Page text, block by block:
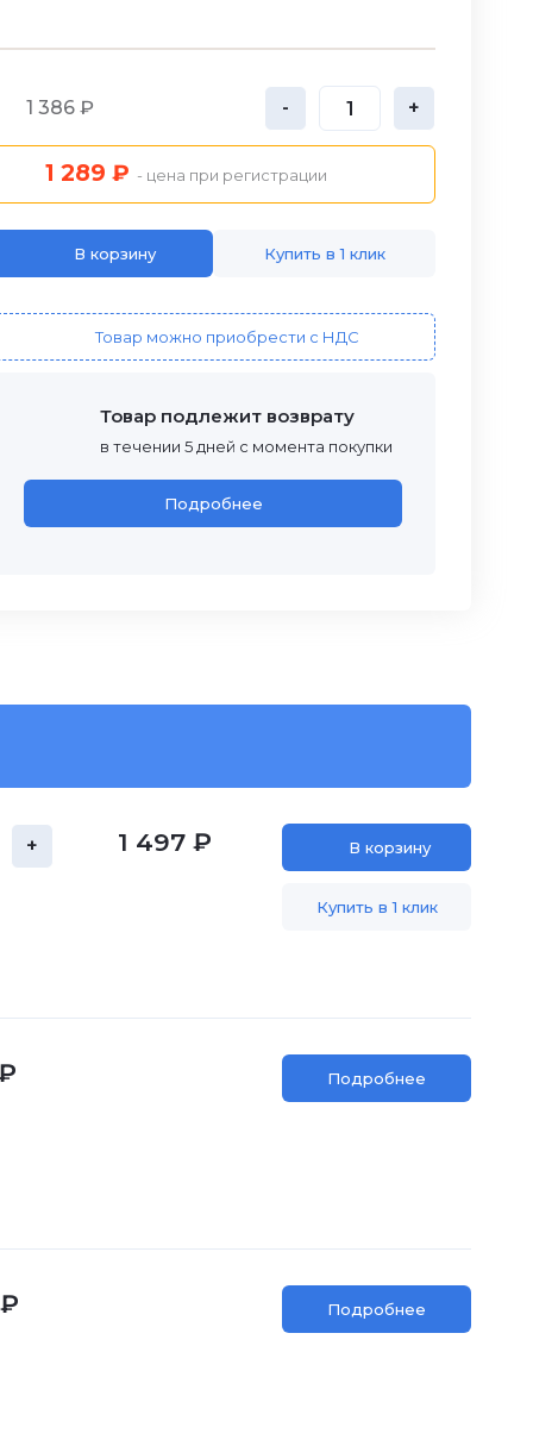
1 386 ₽ - +
1 289 ₽ - цена при регистрации
В корзину Купить в 1 клик
Товар можно приобрести с НДС
Товар подлежит возврату
в течении 5 дней с момента покупки
Подробнее
+ 1 497 ₽ В корзину
Купить в 1 клик
Подробнее
Подробнее